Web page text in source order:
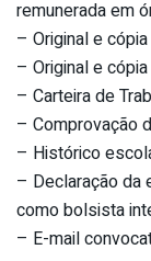
remunerada em
– Original e
– Original e
– Carteira de
– Comprovação
– Histórico
– Declaração da
como bolsista
– E-mail